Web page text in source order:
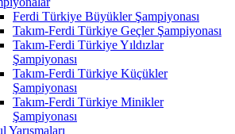
Ferdi Türkiye Büyükler Şampiyonası
Takım-Ferdi Türkiye Geçler Şampiyonası
Takım-Ferdi Türkiye Yıldızlar
Şampiyonası
Takım-Ferdi Türkiye Küçükler
Şampiyonası
Takım-Ferdi Türkiye Minikler
Şampiyonası
Yarışmaları